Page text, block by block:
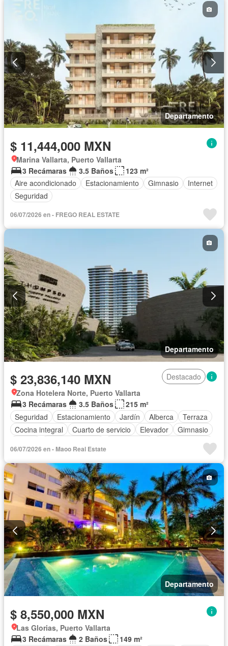
Departamento
$ 11,444,000 MXN
Marina Vallarta, Puerto Vallarta
3 Recámaras
3.5 Baños
123 m²
Aire acondicionado
Estacionamiento Gimnasio
Internet
Seguridad
06/07/2026 en - FREGO REAL ESTATE
Departamento
$ 23,836,140 MXN
Destacado
Zona Hotelera Norte, Puerto Vallarta
3 Recámaras
3.5 Baños
215 m²
Seguridad
Estacionamiento Jardín Alberca
Terraza
Cocina integral
Cuarto de servicio Elevador
Gimnasio
Sala polivalente
Internet
Bodega
Aire acondicionado
Circuito cerrado de televisión
Jacuzzi
Agua
Cuarto de Limpieza
Recámara con closet
Caseta de vigilancia
Sauna Conserje Sin amueblar
06/07/2026 en - Maoo Real Estate
Departamento
$ 8,550,000 MXN
Las Glorias, Puerto Vallarta
3 Recámaras
2 Baños
149 m²